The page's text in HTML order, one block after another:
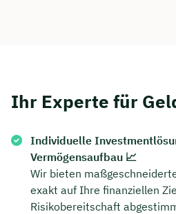
Ihr Experte für
Individuelle
Vermögensaufbau 📈
Wir bieten
exakt auf Ihre finanziellen
Risikobereitschaft